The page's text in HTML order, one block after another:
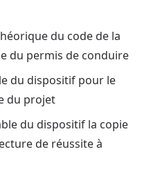
du code de la
du permis de conduire
du dispositif pour le
du projet
du dispositif la copie
de réussite à